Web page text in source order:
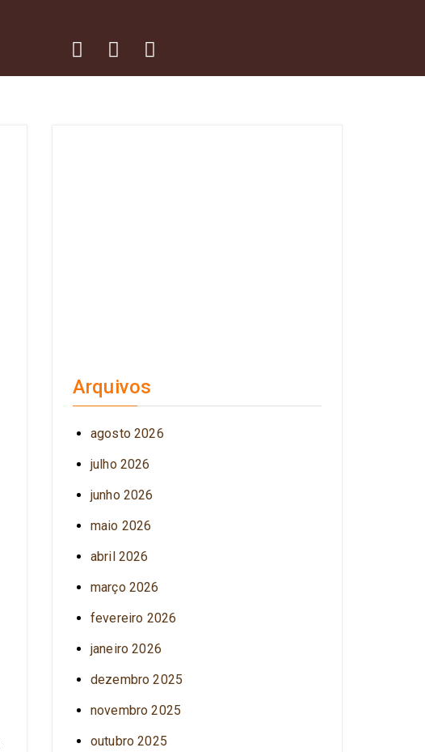
Arquivos
agosto 2026
julho 2026
junho 2026
maio 2026
abril 2026
março 2026
fevereiro 2026
janeiro 2026
dezembro 2025
novembro 2025
outubro 2025